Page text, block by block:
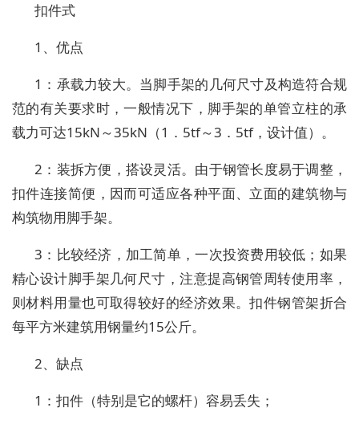
扣件式
1、优点
1：承载力较大。当脚手架的几何尺寸及构造符合规
范的有关要求时，一般情况下，脚手架的单管立柱的承
载力可达15kN～35kN（1．5tf～3．5tf，设计值）。
2：装拆方便，搭设灵活。由于钢管长度易于调整，
扣件连接简便，因而可适应各种平面、立面的建筑物与
构筑物用脚手架。
3：比较经济，加工简单，一次投资费用较低；如果
精心设计脚手架几何尺寸，注意提高钢管周转使用率，
则材料用量也可取得较好的经济效果。扣件钢管架折合
每平方米建筑用钢量约15公斤。
2、缺点
1：扣件（特别是它的螺杆）容易丢失；